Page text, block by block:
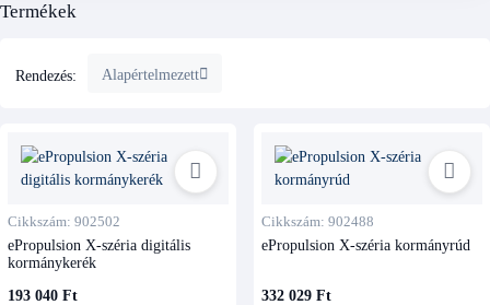
Termékek
Rendezés: Alapértelmezett
Cikkszám: 902502
ePropulsion X-széria digitális
kormánykerék
193 040 Ft
Cikkszám: 902488
ePropulsion X-széria kormányrúd
332 029 Ft